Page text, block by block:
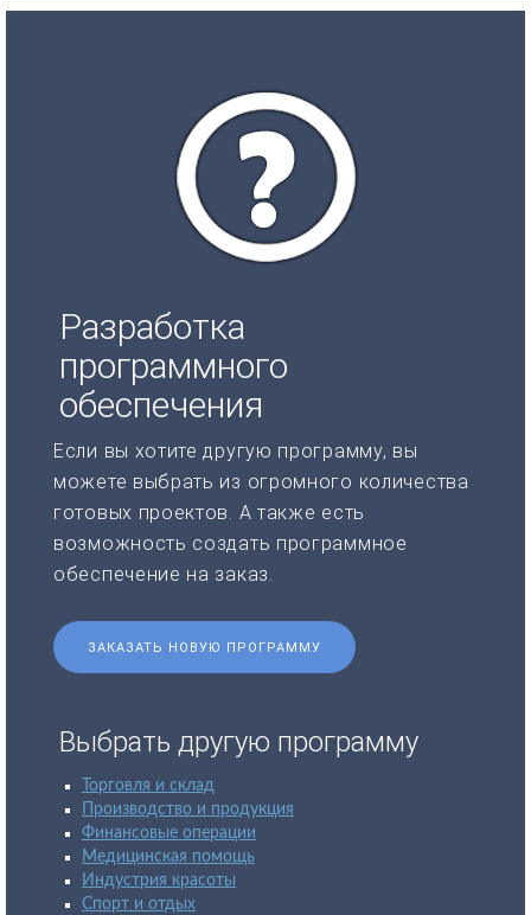
Разработка
программного
обеспечения
Если вы хотите другую программу, вы
можете выбрать из огромного количества
готовых проектов. А также есть
возможность создать программное
обеспечение на заказ.
ЗАКАЗАТЬ НОВУЮ ПРОГРАММУ
Выбрать другую программу
Торговля и склад
Производство и продукция
Финансовые операции
Медицинская помощь
Индустрия красоты
Спорт и отдых